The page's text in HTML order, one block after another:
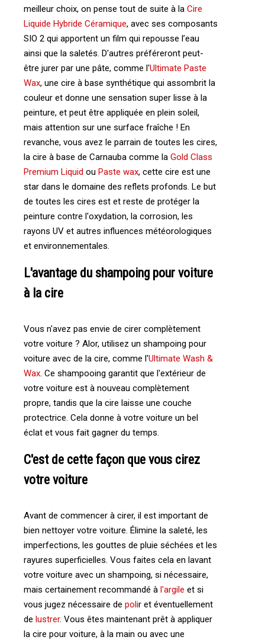
meilleur choix, on pense tout de suite à la Cire
Liquide Hybride Céramique, avec ses composants
SIO 2 qui apportent un film qui repousse l’eau
ainsi que la saletés. D'autres préféreront peut-
être jurer par une pâte, comme l'Ultimate Paste
Wax, une cire à base synthétique qui assombrit la
couleur et donne une sensation super lisse à la
peinture, et peut être appliquée en plein soleil,
mais attention sur une surface fraîche ! En
revanche, vous avez le parrain de toutes les cires,
la cire à base de Carnauba comme la Gold Class
Premium Liquid ou Paste wax, cette cire est une
star dans le domaine des reflets profonds. Le but
de toutes les cires est et reste de protéger la
peinture contre l'oxydation, la corrosion, les
rayons UV et autres influences météorologiques
et environnementales.
L'avantage du shampoing pour voiture
à la cire
Vous n'avez pas envie de cirer complètement
votre voiture ? Alor, utilisez un shampoing pour
voiture avec de la cire, comme l'Ultimate Wash &
Wax. Ce shampooing garantit que l'extérieur de
votre voiture est à nouveau complètement
propre, tandis que la cire laisse une couche
protectrice. Cela donne à votre voiture un bel
éclat et vous fait gagner du temps.
C'est de cette façon que vous cirez
votre voiture
Avant de commencer à cirer, il est important de
bien nettoyer votre voiture. Élimine la saleté, les
imperfections, les gouttes de pluie séchées et les
rayures superficielles. Vous faites cela en lavant
votre voiture avec un shampoing, si nécessaire,
mais certainement recommandé à l'argile et si
vous jugez nécessaire de polir et éventuellement
de lustrer. Vous êtes maintenant prêt à appliquer
la cire pour voiture, à la main ou avec une